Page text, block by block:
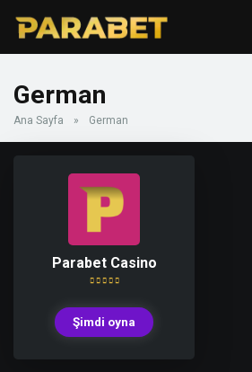
German
Ana Sayfa » German
Parabet Casino
Şimdi oyna